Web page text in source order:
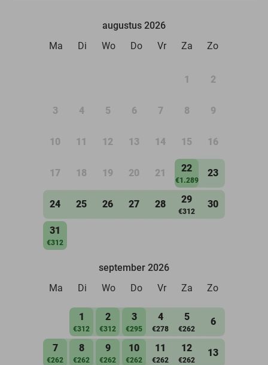
augustus 2026
Ma
Di Wo Do Vr Za Zo
1 2
3 4 5 6 7 8 9
10 11 12 13 14 15 16
17 18 19 20 21 22
€1.289
23
24 25 26 27 28 29
€312
30
31
€312
september 2026
Ma
Di Wo Do Vr Za Zo
1
€312
2
€312
3
€295
4
€278
5
€262
6
7
€262
8
€262
9
€262
10
€262
11
€262
12
€262
13